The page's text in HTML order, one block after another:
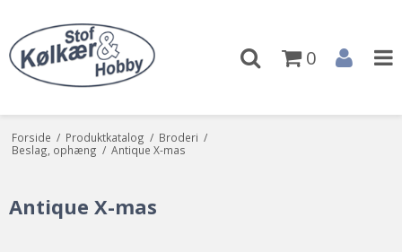
0
Forside / Produktkatalog / Broderi /
Beslag, ophæng / Antique X-mas
Antique X-mas